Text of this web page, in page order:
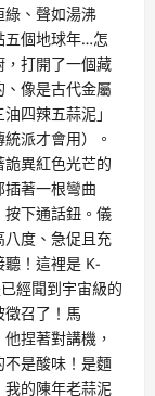
綠、聲如湯沸
五個地球年…怎
，打開了一個藏
像是古代金屬
四辣五蒜泥」
派才會用）。
異紅色光芒的
著一根彎曲
按下通話鈕。儀
度、急促且充
！這裡是 K-
經聞到宇宙級的
徵召了！馬
捏著對講機，
不是酸味！是麵
的陳年老蒜泥